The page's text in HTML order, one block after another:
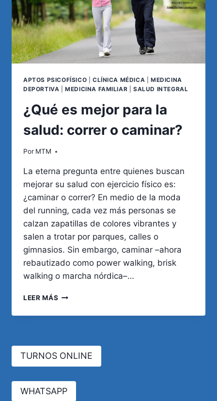
APTOS PSICOFÍSICO CLÍNICA MÉDICA |MEDICINA
DEPORTIVA |MEDICINA FAMILIAR |SALUD INTEGRAL
¿Qué es mejor para la
salud: correr o caminar?
Por MTM
La eterna pregunta entre quienes buscan
mejorar su salud con ejercicio físico es:
¿caminar o correr? En medio de la moda
del running, cada vez más personas se
calzan zapatillas de colores vibrantes y
salen a trotar por parques, calles o
gimnasios. Sin embargo, caminar –ahora
rebautizado como power walking, brisk
walking o marcha nórdica–…
LEER MÁS ¿QUÉ
MEJOR
SALUD:
CORRER
O
TURNOS ONLINE
WHATSAPP